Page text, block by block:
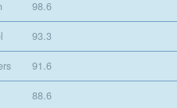
98.6
93.3
91.6
88.6